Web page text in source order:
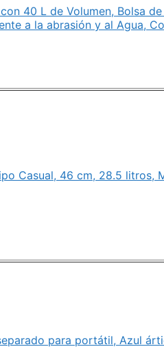
40 L de Volumen, Bolsa
a la abrasión y al Agua,
Casual, 46 cm, 28.5 litros,
para portátil, Azul